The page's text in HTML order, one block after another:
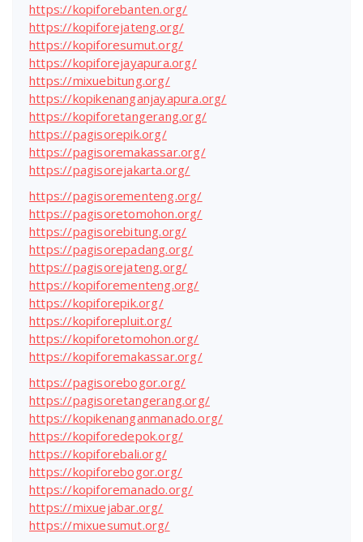
https://kopiforebanten.org/
https://kopiforejateng.org/
https://kopiforesumut.org/
https://kopiforejayapura.org/
https://mixuebitung.org/
https://kopikenanganjayapura.org/
https://kopiforetangerang.org/
https://pagisorepik.org/
https://pagisoremakassar.org/
https://pagisorejakarta.org/
https://pagisorementeng.org/
https://pagisoretomohon.org/
https://pagisorebitung.org/
https://pagisorepadang.org/
https://pagisorejateng.org/
https://kopiforementeng.org/
https://kopiforepik.org/
https://kopiforepluit.org/
https://kopiforetomohon.org/
https://kopiforemakassar.org/
https://pagisorebogor.org/
https://pagisoretangerang.org/
https://kopikenanganmanado.org/
https://kopiforedepok.org/
https://kopiforebali.org/
https://kopiforebogor.org/
https://kopiforemanado.org/
https://mixuejabar.org/
https://mixuesumut.org/